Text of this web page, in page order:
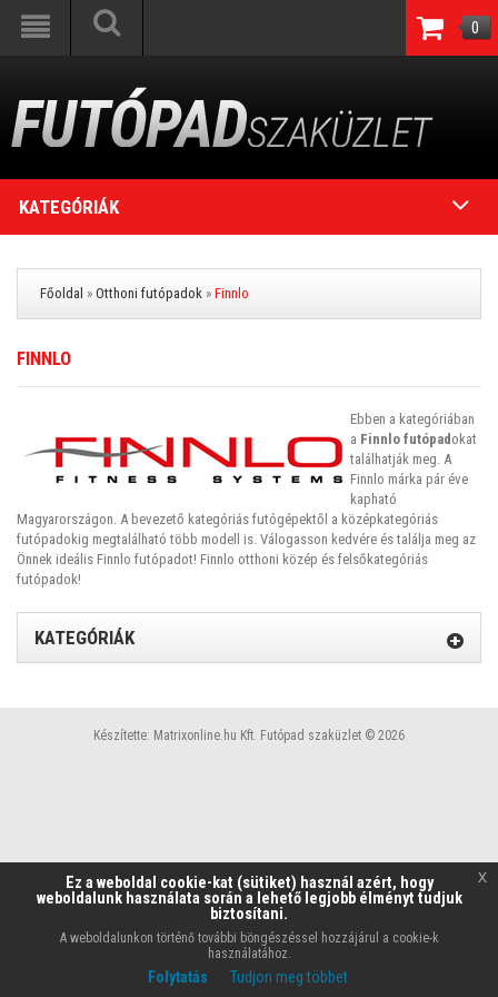
0
KATEGÓRIÁK
Főoldal » Otthoni futópadok » Finnlo
FINNLO
Ebben a kategóriában
a Finnlo futópad okat
találhatják meg. A
Finnlo márka pár éve
kapható
Magyarországon. A bevezető kategóriás futógépektől a középkategóriás
futópadokig megtalálható több modell is. Válogasson kedvére és találja meg az
Önnek ideális Finnlo futópadot! Finnlo otthoni közép és felsőkategóriás
futópadok!
KATEGÓRIÁK
Készítette: Matrixonline.hu Kft. Futópad szaküzlet © 2026
Ez a weboldal cookie-kat (sütiket) használ azért, hogy
weboldalunk használata során a lehető legjobb élményt tudjuk
biztosítani.
A weboldalunkon történő további böngészéssel hozzájárul a cookie-k
használatához.
Folytatás Tudjon meg többet
x